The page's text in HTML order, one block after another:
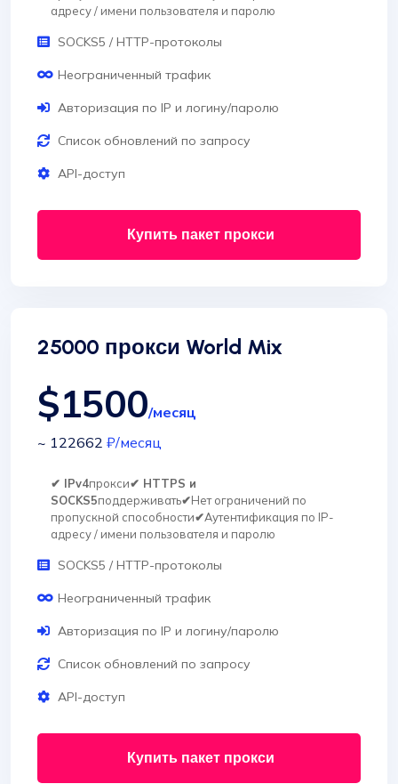
адресу / имени пользователя и паролю
SOCKS5 / HTTP-протоколы
Неограниченный трафик
Авторизация по IP и логину/паролю
Список обновлений по запросу
API-доступ
Купить пакет прокси
25000 прокси World Mix
$1500/месяц
~ 122662 ₽/месяц
✔ IPv4прокси✔ HTTPS и
SOCKS5поддерживать✔Нет ограничений по
пропускной способности✔Аутентификация по IP-
адресу / имени пользователя и паролю
SOCKS5 / HTTP-протоколы
Неограниченный трафик
Авторизация по IP и логину/паролю
Список обновлений по запросу
API-доступ
Купить пакет прокси